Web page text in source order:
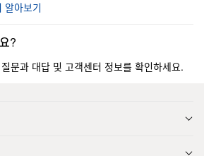
알아보기
?
문과 대답 및 고객센터 정보를 확인하세요.